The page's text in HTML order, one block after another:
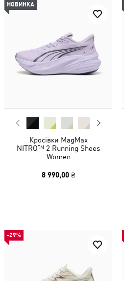
НОВИНКА
Кросівки MagMax
NITRO™ 2 Running Shoes
Women
8 990,00 ₴
-29%